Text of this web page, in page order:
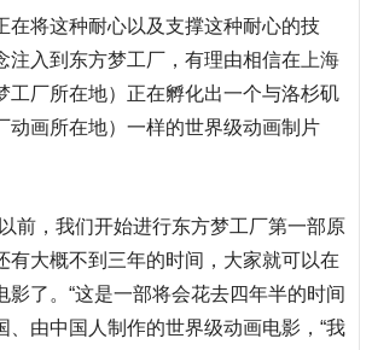
在将这种耐心以及支撑这种耐心的技
注入到东方梦工厂，有理由相信在 上海
工厂所在地）正在孵化出一个与洛杉矶
动画所在地）一样的世界级动画制片
前，我们开始进行东方梦工厂第一部原
有大概不到三年的时间，大家就可以在
影了。“这是一部将会花去四年半的时间
、由中国人制作的世界级动画电影，“我